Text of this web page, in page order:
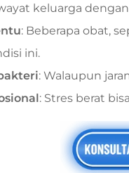
keluarga
: Beberapa obat,
ini.
: Walaupun
: Stres berat